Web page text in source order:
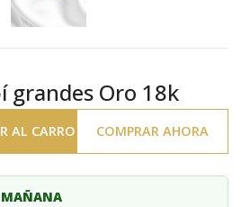
grandes Oro 18k
AL CARRO COMPRAR AHORA
MAÑANA